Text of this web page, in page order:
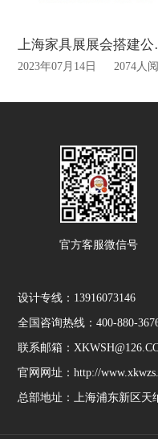
上
2023年07月14日 2074人
官方客服微信号
设计专线：13916073146
全国咨询热线：400-880-
联系邮箱：
官网网址：http://
总部地址：上海浦东新区天